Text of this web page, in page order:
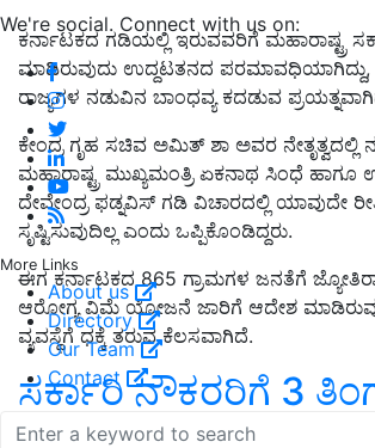
We're social. Connect with us on:
More Links
About us
Directory
Our Team
Contact
ಕರ್ನಾಟಕದ ಗಡಿಯಲ್ಲಿ ಇರುವವರಿಗೆ ಮಹಾರಾಷ್ಟ್ರ
ಮಾಡಿರುವುದು ಉದ್ದಟತನದ ಪರಮಾವಧಿಯಾಗಿದ್ದು,
ರಾಜ್ಯಗಳ ನಡುವಿನ ಬಾಂಧವ್ಯ ಕದಡುವ
ಕೇಂದ್ರ ಗೃಹ ಸಚಿವ ಅಮಿತ್ ಶಾ ಅವರ
ಮಹಾರಾಷ್ಟ್ರ ಮುಖ್ಯಮಂತ್ರಿ ಏಕನಾಥ ಸಿಂಧೆ ಹಾಗೂ
ದೇವೇಂದ್ರ ಫಡ್ನವಿಸ್ ಗಡಿ ವಿಚಾರದಲ್ಲಿ ಯಾವುದೇ
ಸೃಷ್ಟಿಸುವುದಿಲ್ಲ ಎಂದು ಒಪ್ಪಿಕೊಂಡಿದ್ದರು.
ಈಗ ಕರ್ನಾಟಕದ 865 ಗ್ರಾಮಗಳ ಜನತೆಗೆ
ಆರೋಗ್ಯ ವಿಮೆ ಯೋಜನೆ ಜಾರಿಗೆ ಆದೇಶ
ವ್ಯವಸ್ಥೆಗೆ ಧಕ್ಕೆ ತರುವ ಕೆಲಸವಾಗಿದೆ.
ಸರ್ಕಾರಿ ನೌಕರರಿಗೆ 3
ಡಿಎ ನೀಡುವುದಾಗಿ